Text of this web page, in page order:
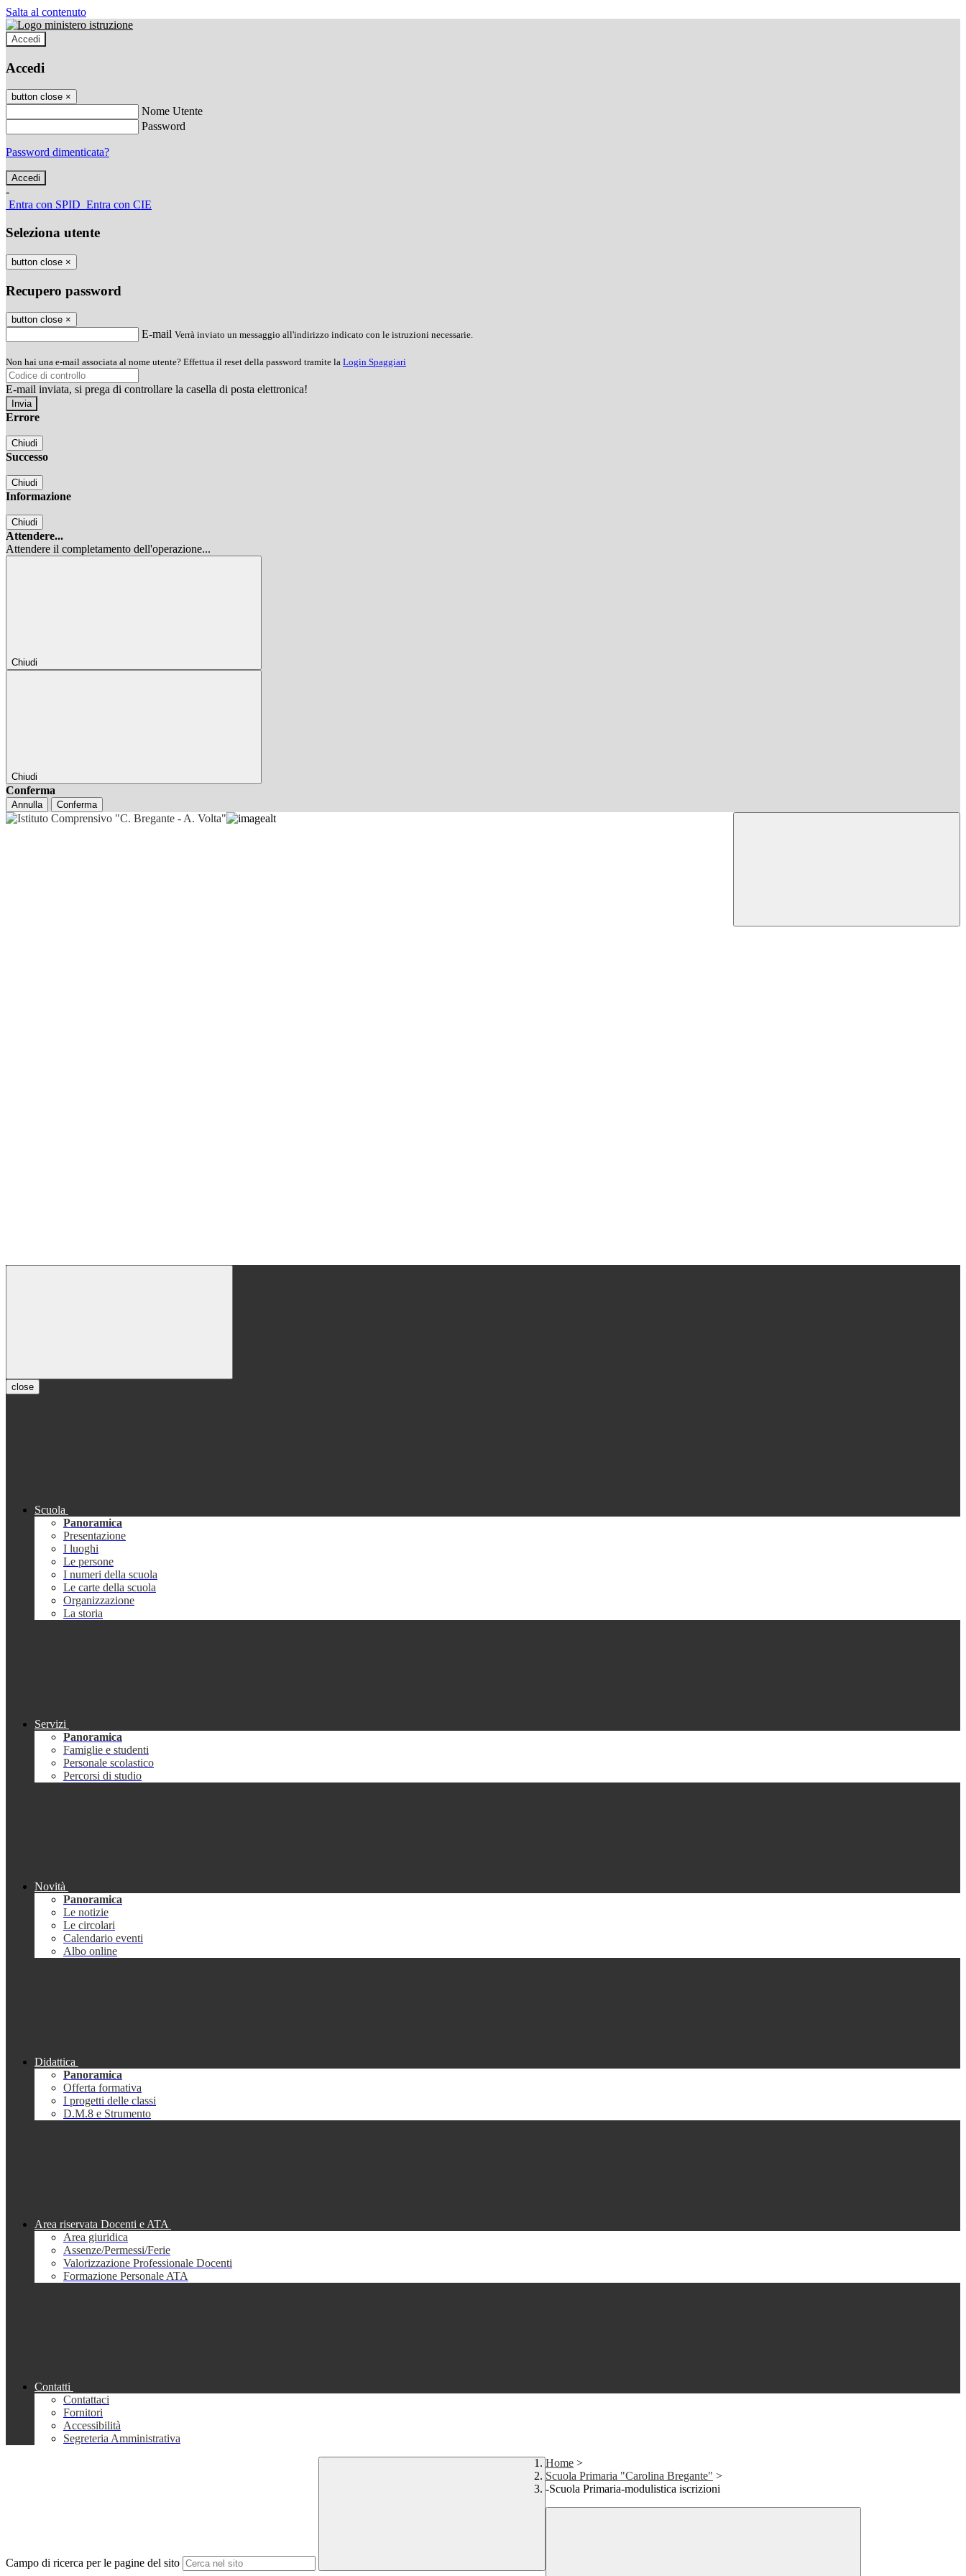
Salta al contenuto
Accedi
Accedi
button close ×
Nome Utente
Password
Password dimenticata?
-
Entra con SPID Entra con CIE
Seleziona utente
button close ×
Recupero password
button close ×
E-mail Verrà inviato un messaggio all'indirizzo indicato con le istruzioni necessarie.
Non hai una e-mail associata al nome utente? Effettua il reset della password tramite la Login Spaggiari
E-mail inviata, si prega di controllare la casella di posta elettronica!
Errore
Chiudi
Successo
Chiudi
Informazione
Chiudi
Attendere...
Attendere il completamento dell'operazione...
Chiudi
Chiudi
Conferma
Annulla Conferma
close
Scuola
Panoramica
Presentazione
I luoghi
Le persone
I numeri della scuola
Le carte della scuola
Organizzazione
La storia
Servizi
Panoramica
Famiglie e studenti
Personale scolastico
Percorsi di studio
Novità
Panoramica
Le notizie
Le circolari
Calendario eventi
Albo online
Didattica
Panoramica
Offerta formativa
I progetti delle classi
D.M.8 e Strumento
Area riservata Docenti e ATA
Area giuridica
Assenze/Permessi/Ferie
Valorizzazione Professionale Docenti
Formazione Personale ATA
Contatti
Contattaci
Fornitori
Accessibilità
Segreteria Amministrativa
Campo di ricerca per le pagine del sito
Home >
Scuola Primaria "Carolina Bregante" >
-Scuola Primaria-modulistica iscrizioni